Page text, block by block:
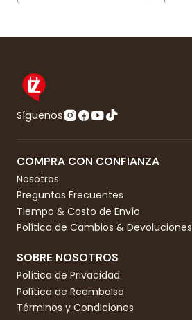
Síguenos
COMPRA CON CONFIANZA
Nosotros
Preguntas Frecuentes
Tiempo & Costo de Envío
Política de Cambios & Devoluciones
SOBRE NOSOTROS
Política de Privacidad
Política de Reembolso
Términos y Condiciones